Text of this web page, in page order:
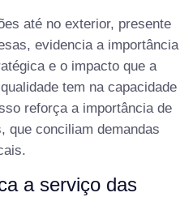
até no exterior, presente
evidencia a importância
e o impacto que a
tem na capacidade
reforça a importância de
que conciliam demandas
a serviço das